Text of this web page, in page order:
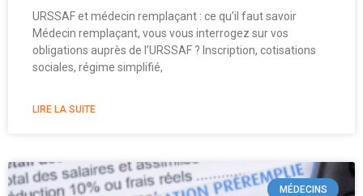
URSSAF et médecin remplaçant : ce qu’il faut savoir
Médecin remplaçant, vous vous interrogez sur vos
obligations auprès de l’URSSAF ? Inscription, cotisations
sociales, régime simplifié,
LIRE LA SUITE
MÉDECINS